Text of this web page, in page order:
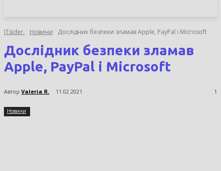
ITsider. Новини Дослідник безпеки зламав Apple, PayPal і Microsoft
Дослідник безпеки зламав
Apple, PayPal і Microsoft
Автор Valeria R. 11.02.2021 1
Новини